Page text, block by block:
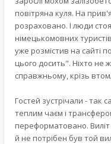
повітряна куля. На
розраховано. І люди
німецькомовних
уже розмістив на сайті
цього досить". Ніхто не
справжньому, крізь
Гостей зустрічали - так
теплим чаєм і
переформатовано. Виліт
й не потрібен був той